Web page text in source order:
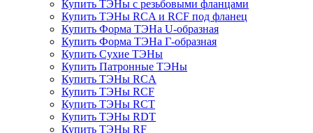
Купить ТЭНы с резьбовыми фланцами
Купить ТЭНы RCA и RCF под фланец
Купить Форма ТЭНа U-образная
Купить Форма ТЭНа Г-образная
Купить Сухие ТЭНы
Купить Патронные ТЭНы
Купить ТЭНы RCA
Купить ТЭНы RCF
Купить ТЭНы RCT
Купить ТЭНы RDT
Купить ТЭНы RF